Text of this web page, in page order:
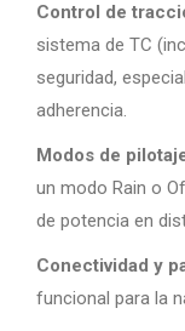
Control de
sistema de TC
seguridad,
adherencia.
Modos de
un modo Rain o
de potencia en
Conectividad y
funcional para la